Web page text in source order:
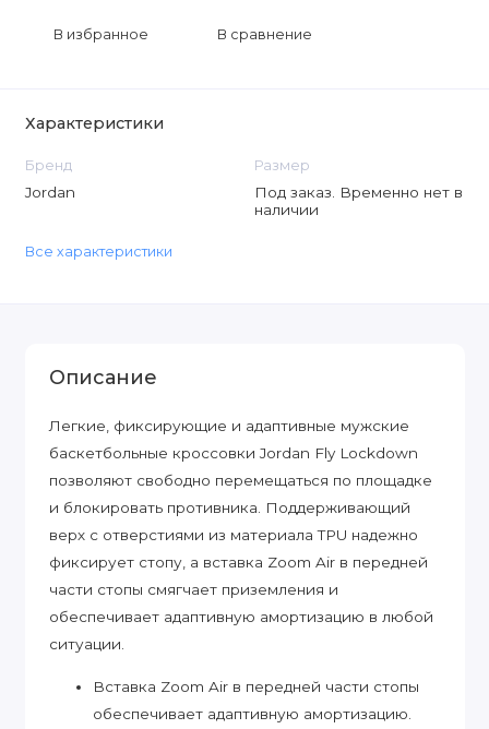
В избранное В сравнение
Характеристики
Бренд
Jordan
Размер
Под заказ. Временно нет в
наличии
Все характеристики
Описание
Легкие, фиксирующие и адаптивные мужские
баскетбольные кроссовки Jordan Fly Lockdown
позволяют свободно перемещаться по площадке
и блокировать противника. Поддерживающий
верх с отверстиями из материала TPU надежно
фиксирует стопу, а вставка Zoom Air в передней
части стопы смягчает приземления и
обеспечивает адаптивную амортизацию в любой
ситуации.
Вставка Zoom Air в передней части стопы
обеспечивает адаптивную амортизацию.